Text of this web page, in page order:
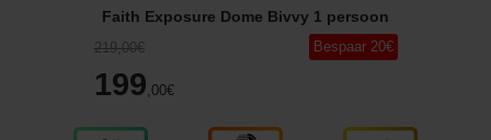
Faith Exposure Dome Bivvy 1 persoon
219,00€
199 ,00€
Bespaar 20€